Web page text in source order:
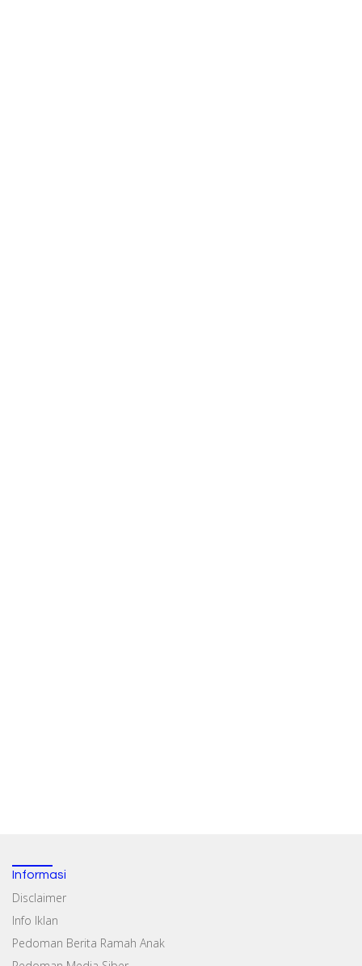
Informasi
Disclaimer
Info Iklan
Pedoman Berita Ramah Anak